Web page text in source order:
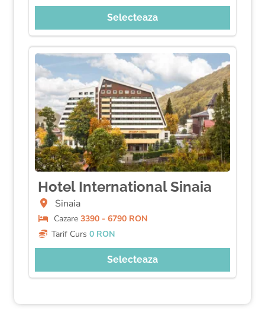
Selecteaza
Hotel International Sinaia
Sinaia
Cazare 3390 - 6790 RON
Tarif Curs 0 RON
Selecteaza